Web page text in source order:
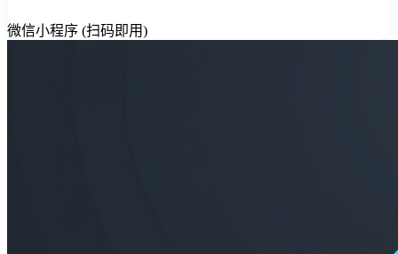
微信小程序 (扫码即用)